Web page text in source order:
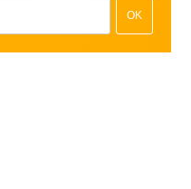
OK